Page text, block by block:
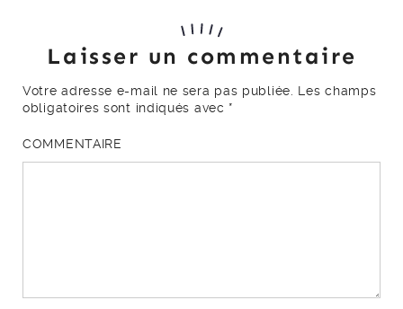
Laisser un commentaire
Votre adresse e-mail ne sera pas publiée.
Les champs
obligatoires sont indiqués avec *
COMMENTAIRE